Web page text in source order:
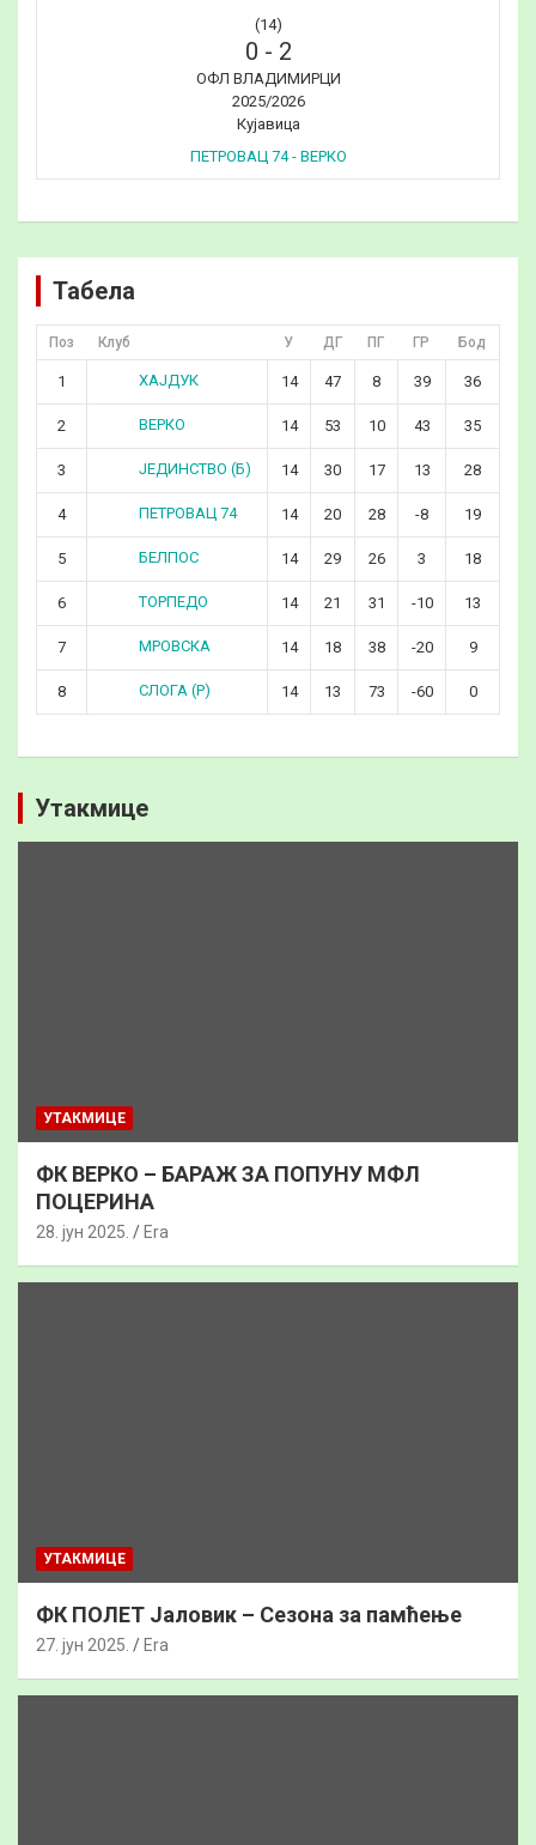
(14)
0 - 2
ОФЛ ВЛАДИМИРЦИ
2025/2026
Кујавица
ПЕТРОВАЦ 74 - ВЕРКО
Табела
Поз Клуб У ДГ ПГ ГР Бод
1 ХАЈДУК 14 47 8 39 36
2 ВЕРКО 14 53 10 43 35
3 ЈЕДИНСТВО (Б) 14 30 17 13 28
4 ПЕТРОВАЦ 74 14 20 28 -8 19
5 БЕЛПОС 14 29 26 3 18
6 ТОРПЕДО 14 21 31 -10 13
7 МРОВСКА 14 18 38 -20 9
8 СЛОГА (Р) 14 13 73 -60 0
Утакмице
УТАКМИЦЕ
ФК ВЕРКО – БАРАЖ ЗА ПОПУНУ МФЛ
ПОЦЕРИНА
28. јун 2025. Era
УТАКМИЦЕ
ФК ПОЛЕТ Јаловик – Сезона за памћење
27. јун 2025. Era